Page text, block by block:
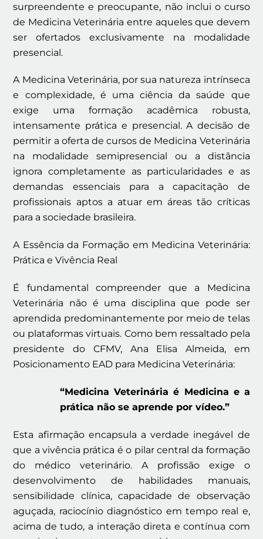
surpreendente e preocupante, não inclui o curso
de Medicina Veterinária entre aqueles que devem
ser ofertados exclusivamente na modalidade
presencial.
A Medicina Veterinária, por sua natureza intrínseca
e complexidade, é uma ciência da saúde que
exige uma formação acadêmica robusta,
intensamente prática e presencial. A decisão de
permitir a oferta de cursos de Medicina Veterinária
na modalidade semipresencial ou a distância
ignora completamente as particularidades e as
demandas essenciais para a capacitação de
profissionais aptos a atuar em áreas tão críticas
para a sociedade brasileira.
A Essência da Formação em Medicina Veterinária:
Prática e Vivência Real
É fundamental compreender que a Medicina
Veterinária não é uma disciplina que pode ser
aprendida predominantemente por meio de telas
ou plataformas virtuais. Como bem ressaltado pela
presidente do CFMV, Ana Elisa Almeida, em
Posicionamento EAD para Medicina Veterinária:
“Medicina Veterinária é Medicina e a
prática não se aprende por vídeo.”
Esta afirmação encapsula a verdade inegável de
que a vivência prática é o pilar central da formação
do médico veterinário. A profissão exige o
desenvolvimento de habilidades manuais,
sensibilidade clínica, capacidade de observação
aguçada, raciocínio diagnóstico em tempo real e,
acima de tudo, a interação direta e contínua com